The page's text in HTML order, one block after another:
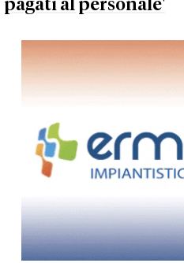
pagati al personale'